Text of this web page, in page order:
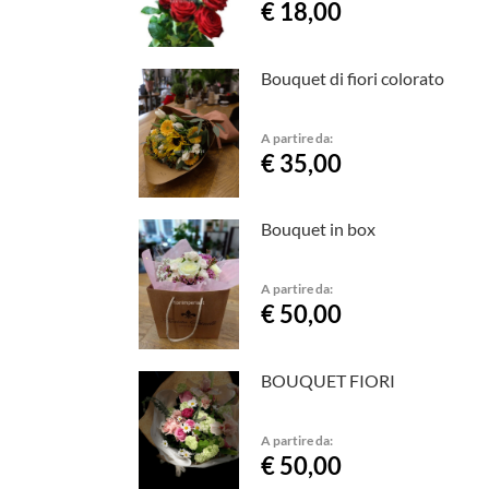
€ 18,00
Bouquet di fiori colorato
A partire da:
€ 35,00
Bouquet in box
A partire da:
€ 50,00
BOUQUET FIORI
A partire da:
€ 50,00